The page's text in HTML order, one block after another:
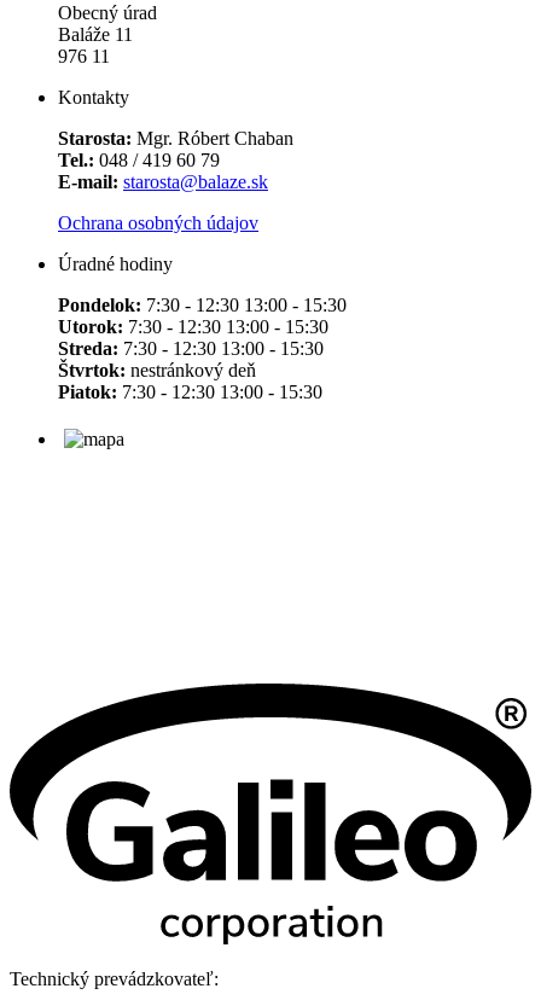
Obecný úrad
Baláže 11
976 11
Kontakty
Starosta: Mgr. Róbert Chaban
Tel.: 048 / 419 60 79
E-mail: starosta@balaze.sk
Ochrana osobných údajov
Úradné hodiny
Pondelok: 7:30 - 12:30 13:00 - 15:30
Utorok: 7:30 - 12:30 13:00 - 15:30
Streda: 7:30 - 12:30 13:00 - 15:30
Štvrtok: nestránkový deň
Piatok: 7:30 - 12:30 13:00 - 15:30
Technický prevádzkovateľ: